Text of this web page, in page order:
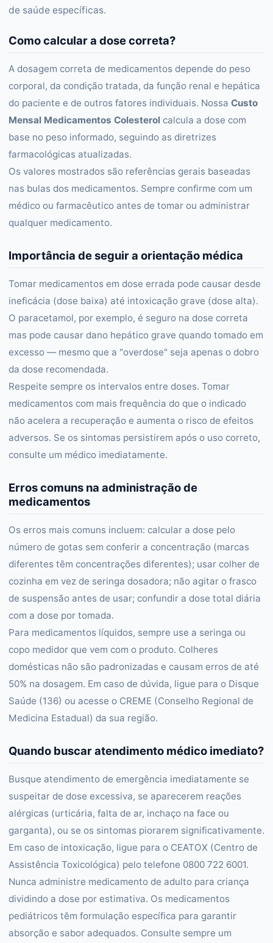
de saúde específicas.
Como calcular a dose correta?
A dosagem correta de medicamentos depende do peso
corporal, da condição tratada, da função renal e hepática
do paciente e de outros fatores individuais. Nossa Custo
Mensal Medicamentos Colesterol calcula a dose com
base no peso informado, seguindo as diretrizes
farmacológicas atualizadas.
Os valores mostrados são referências gerais baseadas
nas bulas dos medicamentos. Sempre confirme com um
médico ou farmacêutico antes de tomar ou administrar
qualquer medicamento.
Importância de seguir a orientação médica
Tomar medicamentos em dose errada pode causar desde
ineficácia (dose baixa) até intoxicação grave (dose alta).
O paracetamol, por exemplo, é seguro na dose correta
mas pode causar dano hepático grave quando tomado em
excesso — mesmo que a "overdose" seja apenas o dobro
da dose recomendada.
Respeite sempre os intervalos entre doses. Tomar
medicamentos com mais frequência do que o indicado
não acelera a recuperação e aumenta o risco de efeitos
adversos. Se os sintomas persistirem após o uso correto,
consulte um médico imediatamente.
Erros comuns na administração de
medicamentos
Os erros mais comuns incluem: calcular a dose pelo
número de gotas sem conferir a concentração (marcas
diferentes têm concentrações diferentes); usar colher de
cozinha em vez de seringa dosadora; não agitar o frasco
de suspensão antes de usar; confundir a dose total diária
com a dose por tomada.
Para medicamentos líquidos, sempre use a seringa ou
copo medidor que vem com o produto. Colheres
domésticas não são padronizadas e causam erros de até
50% na dosagem. Em caso de dúvida, ligue para o Disque
Saúde (136) ou acesse o CREME (Conselho Regional de
Medicina Estadual) da sua região.
Quando buscar atendimento médico imediato?
Busque atendimento de emergência imediatamente se
suspeitar de dose excessiva, se aparecerem reações
alérgicas (urticária, falta de ar, inchaço na face ou
garganta), ou se os sintomas piorarem significativamente.
Em caso de intoxicação, ligue para o CEATOX (Centro de
Assistência Toxicológica) pelo telefone 0800 722 6001.
Nunca administre medicamento de adulto para criança
dividindo a dose por estimativa. Os medicamentos
pediátricos têm formulação específica para garantir
absorção e sabor adequados. Consulte sempre um